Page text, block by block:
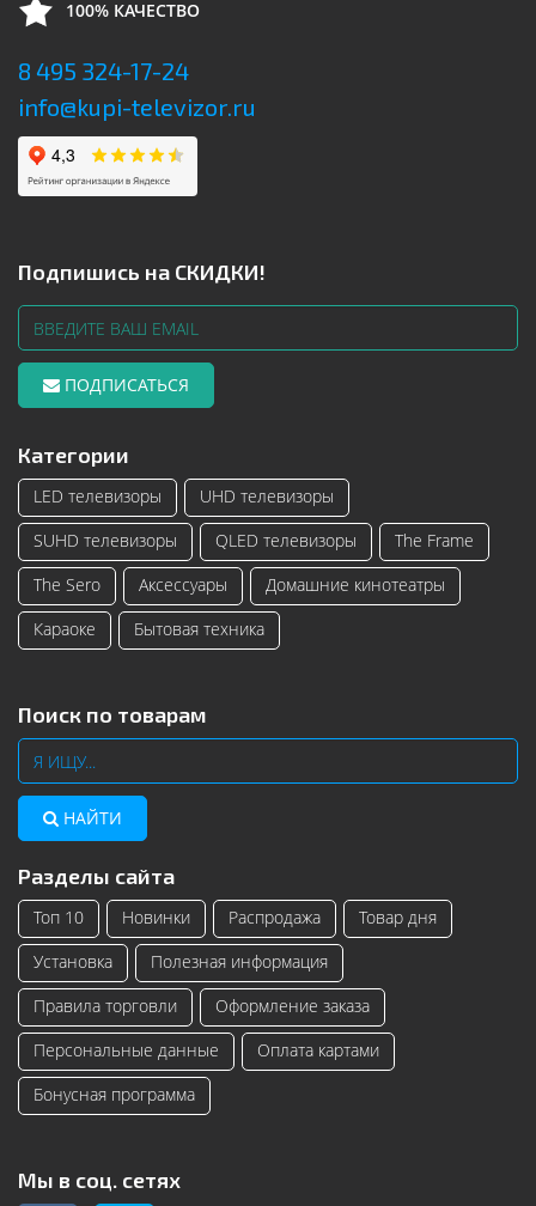
100% КАЧЕСТВО
8 495 324-17-24
info@kupi-televizor.ru
Подпишись на СКИДКИ!
ПОДПИСАТЬСЯ
Категории
LED телевизоры
UHD телевизоры
SUHD телевизоры
QLED телевизоры
The Frame
The Sero
Аксессуары
Домашние кинотеатры
Караоке
Бытовая техника
Поиск по товарам
НАЙТИ
Разделы сайта
Топ 10 Новинки Распродажа
Товар дня
Установка
Полезная информация
Правила торговли
Оформление заказа
Персональные данные
Оплата картами
Бонусная программа
Мы в соц. сетях